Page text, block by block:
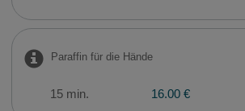
Paraffin für die Hände
15 min. 16.00 €